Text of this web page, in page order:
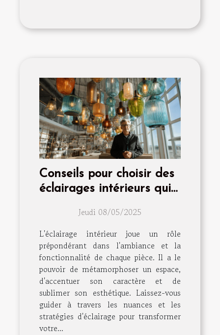
Conseils pour choisir des
éclairages intérieurs qui
Jeudi 08/05/2025
L'éclairage intérieur joue un rôle
prépondérant dans l'ambiance et la
fonctionnalité de chaque pièce. Il a le
pouvoir de métamorphoser un espace,
d'accentuer son caractère et de
sublimer son esthétique. Laissez-vous
guider à travers les nuances et les
stratégies d'éclairage pour transformer
votre...